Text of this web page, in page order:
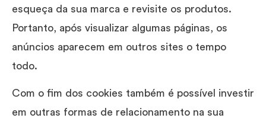
esqueça da sua marca e revisite os produtos.
Portanto, após visualizar algumas páginas, os
anúncios aparecem em outros sites o tempo
todo.
Com o fim dos cookies também é possível investir
em outras formas de relacionamento na sua